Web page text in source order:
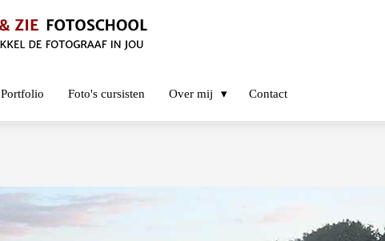
Portfolio Foto's cursisten Over mij Contact